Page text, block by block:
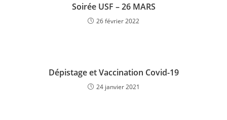
Soirée USF – 26 MARS
26 février 2022
Dépistage et Vaccination Covid-19
24 janvier 2021